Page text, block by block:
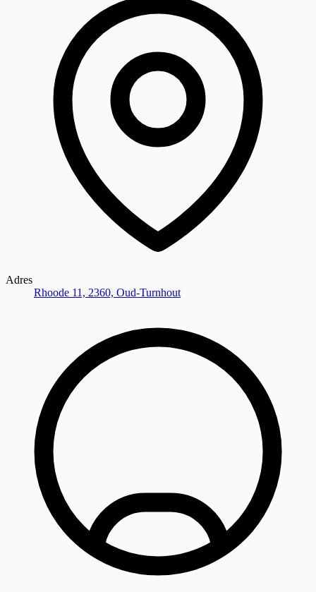
Adres
Rhoode 11, 2360, Oud-Turnhout